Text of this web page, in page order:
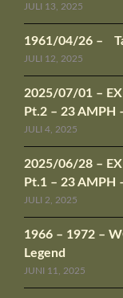
JULI 13, 2025
1961/04/26 –
JULI 12, 2025
2025/07/01 –
Pt.2 – 23 AMPH
JULI 4, 2025
2025/06/28 –
Pt.1 – 23 AMPH
JULI 2, 2025
1966 – 1972 –
Legend
JUNI 11, 2025